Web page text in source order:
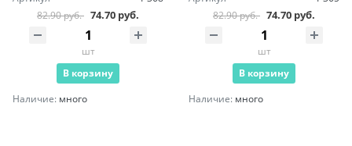
82.90 руб. 74.70 руб.
шт
В корзину
Наличие: много
82.90 руб. 74.70 руб.
шт
В корзину
Наличие: много